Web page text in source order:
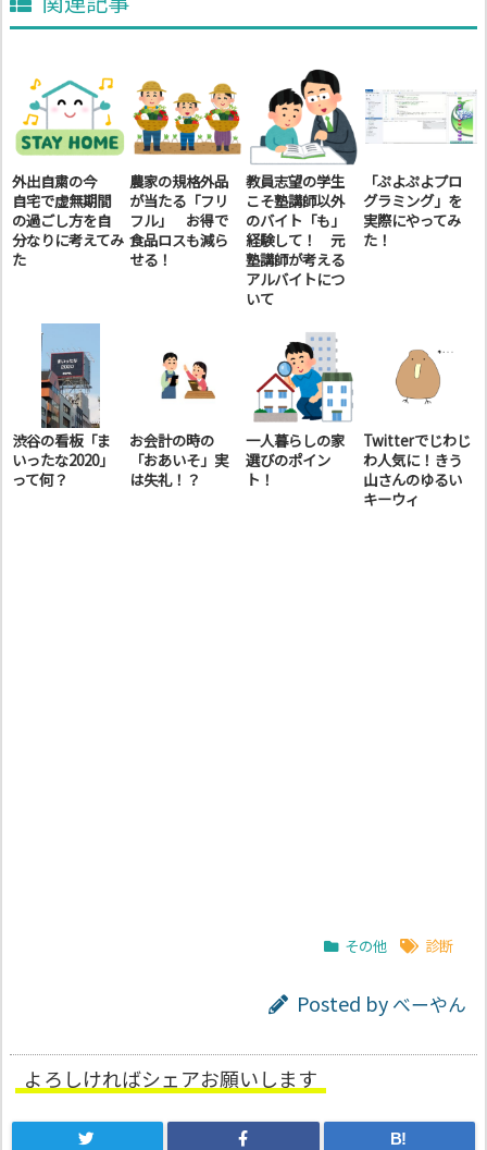
外出自粛の今
自宅で虚無期間
の過ごし方を自
分なりに考えてみ
た
農家の規格外品
が当たる「フリ
フル」 お得で
食品ロスも減ら
せる！
教員志望の学生
こそ塾講師以外
のバイト「も」
経験して！ 元
塾講師が考える
アルバイトにつ
いて
「ぷよぷよプロ
グラミング」を
実際にやってみ
た！
渋谷の看板「ま
いったな2020」
って何？
お会計の時の
「おあいそ」実
は失礼！？
一人暮らしの家
選びのポイン
ト！
Twitterでじわじ
わ人気に！きう
山さんのゆるい
キーウィ
その他 診断
Posted by べーやん
よろしければシェアお願いします
B!